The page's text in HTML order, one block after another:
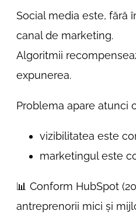
Social media este, fără
canal de marketing.
Algoritmii
expunerea.
Problema apare atunci
vizibilitatea este
marketingul este
📊 Conform HubSpot
antreprenorii mici și